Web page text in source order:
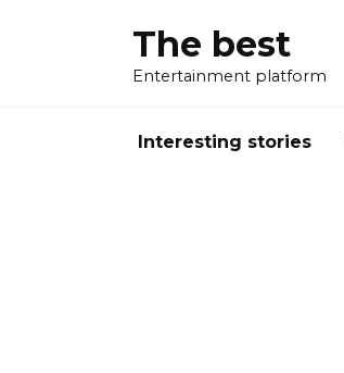
The best
Entertainment platform
Interesting stories